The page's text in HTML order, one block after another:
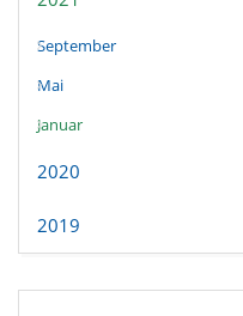
September
Mai
Januar
2020
2019